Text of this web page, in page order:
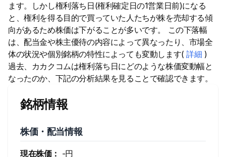
ます。しかし権利落ち日(権利確定日の1営業日前)になる
と、権利を得る目的で買っていた人たちが株を売却する傾
向があるため株価は下がることが多いです。 この下落幅
は、配当金や株主優待の内容によって異なったり、市場全
体の状況や個別銘柄の特性によっても変動します(詳細 )
過去、カカクコムは権利落ち日にどのような株価変動幅と
なったのか、下記の分析結果を見ることで確認できます。
銘柄情報
株価・配当情報
現在株価： -円